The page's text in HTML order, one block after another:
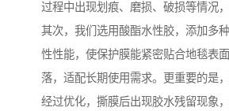
过程中出现划痕、磨损、破损等情况，
其次，我们选用酸酯水性胶，添加多
性性能，使保护膜能紧密贴合地毯表
落，适配长期使用需求。更重要的是
经过优化，撕膜后出现胶水残留现象